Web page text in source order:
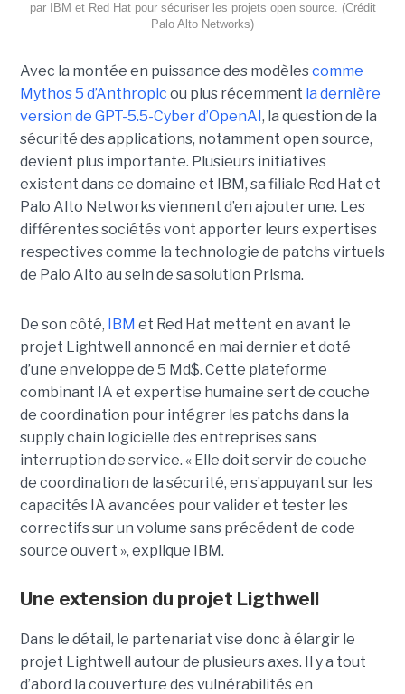
par IBM et Red Hat pour sécuriser les projets open source. (Crédit
Palo Alto Networks)
Avec la montée en puissance des modèlescomme
Mythos 5 d’Anthropic ou plus récemment la dernière
version de GPT-5.5-Cyber d’OpenAI , la question de la
sécurité des applications, notamment open source,
devient plus importante. Plusieurs initiatives
existent dans ce domaine et IBM, sa filiale Red Hat et
Palo Alto Networks viennent d’en ajouter une. Les
différentes sociétés vont apporter leurs expertises
respectives comme la technologie de patchs virtuels
de Palo Alto au sein de sa solution Prisma.
De son côté, IBM et Red Hat mettent en avant le
projet Lightwell annoncé en mai dernier et doté
d’une enveloppe de 5 Md$. Cette plateforme
combinant IA et expertise humaine sert de couche
de coordination pour intégrer les patchs dans la
supply chain logicielle des entreprises sans
interruption de service. « Elle doit servir de couche
de coordination de la sécurité, en s’appuyant sur les
capacités IA avancées pour valider et tester les
correctifs sur un volume sans précédent de code
source ouvert », explique IBM.
Une extension du projet Ligthwell
Dans le détail, le partenariat vise donc à élargir le
projet Lightwell autour de plusieurs axes. Il y a tout
d’abord la couverture des vulnérabilités en